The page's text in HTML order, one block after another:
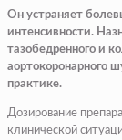
Он устраняет
интенсивности.
тазобедренного и
аортокоронарного
практике.
Дозирование
клинической